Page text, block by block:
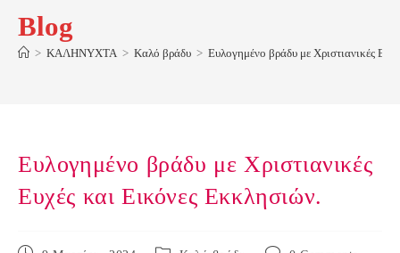
Blog
> ΚΑΛΗΝΥΧΤΑ > Καλό βράδυ > Ευλογημένο βράδυ με Χριστιανικές
Ευλογημένο βράδυ με Χριστιανικές
Ευχές και Εικόνες Εκκλησιών.